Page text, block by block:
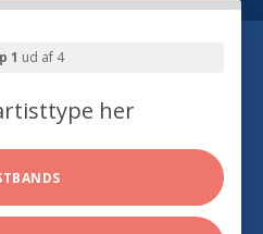
1 ud af 4
her